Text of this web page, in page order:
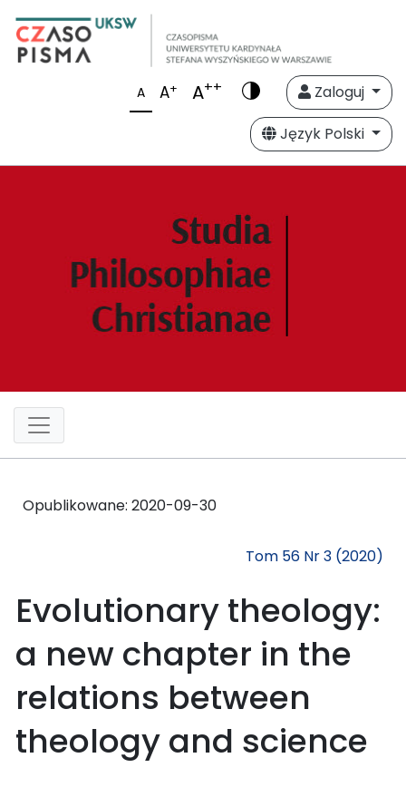
A A+ A++
Zaloguj
Język Polski
Opublikowane: 2020-09-30
Tom 56 Nr 3 (2020)
Evolutionary theology:
a new chapter in the
relations between
theology and science